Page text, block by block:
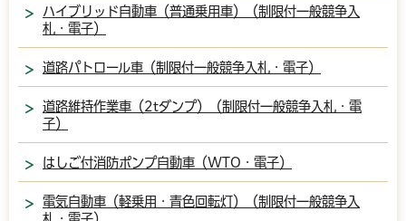
ハイブリッド自動車（普通乗用車）（制限付一般競争入
札・電子）
道路パトロール車（制限付一般競争入札・電子）
道路維持作業車（2tダンプ）（制限付一般競争入札・電
子）
はしご付消防ポンプ自動車（WTO・電子）
電気自動車（軽乗用・青色回転灯）（制限付一般競争入